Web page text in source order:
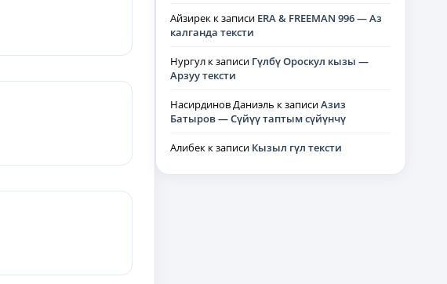
Айзирек к записи ERA & FREEMAN 996 — Аз
калганда тексти
Нургул к записи Гүлбү Ороскул кызы —
Арзуу тексти
Насирдинов Даниэль к записиАзиз
Батыров — Сүйүү таптым сүйүнчү
Алибек к записи Кызыл гүл тексти